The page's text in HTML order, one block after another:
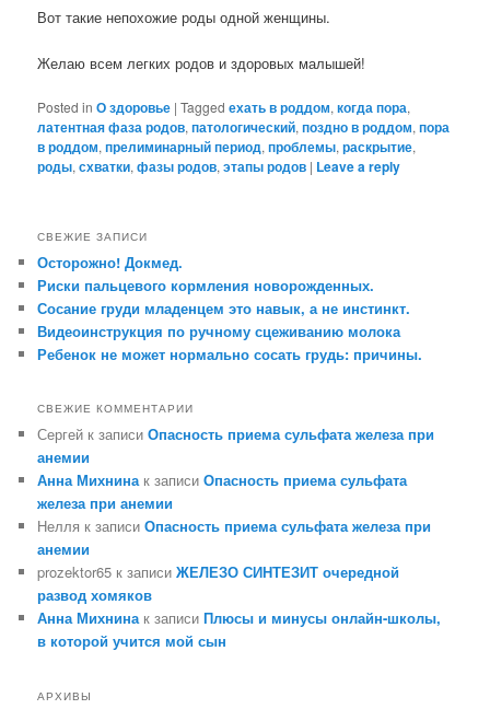
Вот такие непохожие роды одной женщины.
Желаю всем легких родов и здоровых малышей!
Posted in О здоровье |Tagged ехать в роддом,когда пора,
латентная фаза родов,патологический,поздно в роддом,пора
в роддом,прелиминарный период,проблемы,раскрытие,
роды,схватки,фазы родов,этапы родов | Leave a reply
СВЕЖИЕ ЗАПИСИ
Осторожно! Докмед.
Риски пальцевого кормления новорожденных.
Сосание груди младенцем это навык, а не инстинкт.
Видеоинструкция по ручному сцеживанию молока
Ребенок не может нормально сосать грудь: причины.
СВЕЖИЕ КОММЕНТАРИИ
Сергей к записиОпасность приема сульфата железа при
анемии
Анна Михнинак записиОпасность приема сульфата
железа при анемии
Нелля к записиОпасность приема сульфата железа при
анемии
prozektor65 к записиЖЕЛЕЗО СИНТЕЗИТ очередной
развод хомяков
Анна Михнинак записиПлюсы и минусы онлайн-школы,
в которой учится мой сын
АРХИВЫ